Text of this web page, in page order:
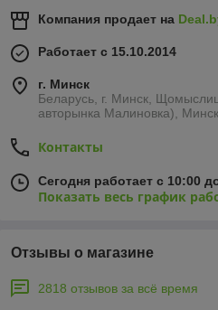
Компания продает на
Работает с 15.10.2014
г. Минск
Беларусь, г. Минск,
авторынка Малиновка),
Контакты
Сегодня работает с 10:00
Показать весь график
Отзывы о магазине
2818 отзывов за всё время